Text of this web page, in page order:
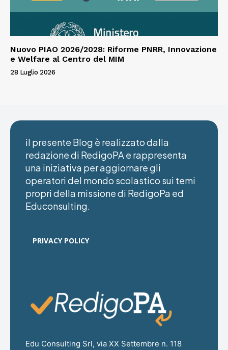
Nuovo PIAO 2026/2028: Riforme PNRR, Innovazione
e Welfare al Centro del MIM
28 Luglio 2026
il presente Blog è realizzato dalla
redazione di RedigoPA e rappresenta
una iniziativa per aggiornare gli
operatori del mondo scolastico sui temi
propri della missione di RedigoPa ed
Educonsulting.
PRIVACY POLICY
Edu Consulting Srl, via XX Settembre n. 118